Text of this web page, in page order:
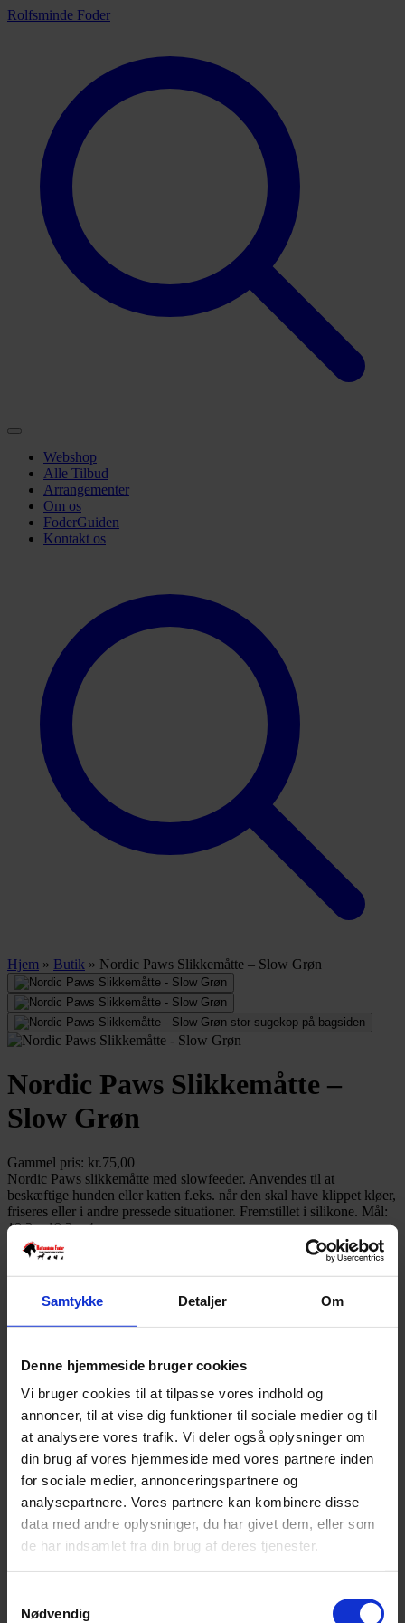
Samtykke Detaljer Om
Denne hjemmeside bruger cookies
Vi bruger cookies til at tilpasse vores indhold og
annoncer, til at vise dig funktioner til sociale medier og til
at analysere vores trafik. Vi deler også oplysninger om
din brug af vores hjemmeside med vores partnere inden
for sociale medier, annonceringspartnere og
analysepartnere. Vores partnere kan kombinere disse
data med andre oplysninger, du har givet dem, eller som
de har indsamlet fra din brug af deres tjenester.
Nødvendig
Rolfsminde Foder
Webshop
Alle Tilbud
Arrangementer
Om os
FoderGuiden
Kontakt os
Hjem » Butik » Nordic Paws Slikkemåtte – Slow Grøn
Nordic Paws Slikkemåtte –
Slow Grøn
Gammel pris: kr.75,00
Nordic Paws slikkemåtte med slowfeeder. Anvendes til at
beskæftige hunden eller katten f.eks. når den skal have klippet kløer,
friseres eller i andre pressede situationer. Fremstillet i silikone. Mål:
19,2 x 19,2 x 4 cm
Ikke på lager
Denne vare er desværre udsolgt.
Varenummer: 7000241012452
Varekategori:Aktivitetslegetøj og aktivering
Slikkemåtte til hund og kat
Fastgør måtten med sugekoppen for at undgå, at den løsner
sig under brug.
Kan bruges på glatte gulve og vægge
Lavet af silikone
Tåler opvaskemaskine
Advarsel: Dette er ikke et tyggelegetøj. Hold hunden under opsyn.
SKU
7000241012452
Weight 1 kg